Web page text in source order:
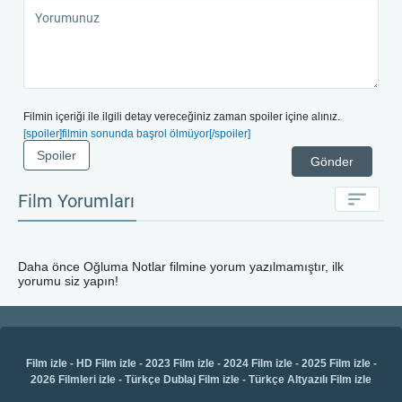
filmi daha da etkileyici olacaktır.
Filmin içeriği ile ilgili detay vereceğiniz zaman spoiler içine alınız.
[spoiler]filmin sonunda başrol ölmüyor[/spoiler]
Gönder
Spoiler
Film Yorumları
Daha önce Oğluma Notlar filmine yorum yazılmamıştır, ilk
yorumu siz yapın!
Film izle- HD Film izle- 2023 Film izle- 2024 Film izle- 2025 Film izle-
2026 Filmleri izle - Türkçe Dublaj Film izle - Türkçe Altyazılı Film izle